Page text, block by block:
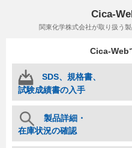
Cica-
関東化学株式会社が取り扱う
Cica-Web
SDS、規格書、
試験成績書の入手
製品詳細・
在庫状況の確認